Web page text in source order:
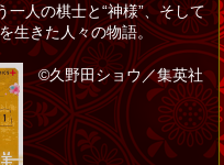
一人の棋士と“神様”、そして
生きた人々の物語。
©久野田ショウ／集英社